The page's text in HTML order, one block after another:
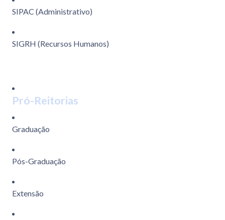
SIPAC (Administrativo)
SIGRH (Recursos Humanos)
Pró-Reitorias
Graduação
Pós-Graduação
Extensão